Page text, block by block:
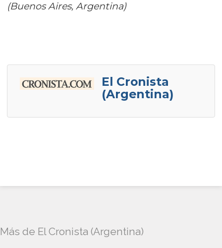
(Buenos Aires, Argentina)
El Cronista
(Argentina)
Más de El Cronista (Argentina)